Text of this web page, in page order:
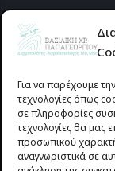
Για να παρέχουμε
τεχνολογίες όπως
σε πληροφορίες
τεχνολογίες θα μας
προσωπικού
αναγνωριστικά σε